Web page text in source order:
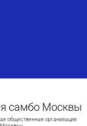
самбо Москвы
общественная организация